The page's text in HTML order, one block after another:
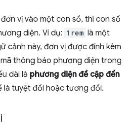
vị vào một con số, thì con số
diện. Ví dụ: 1rem là một
cảnh này, đơn vị được đính kèm
thông báo phương diện trong
dài là phương diện đề cập đến
là tuyệt đối hoặc tương đối.